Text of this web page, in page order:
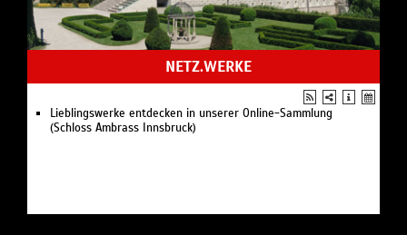
NETZ.WERKE
Lieblingswerke entdecken in unserer Online-Sammlung
(Schloss Ambrass Innsbruck)